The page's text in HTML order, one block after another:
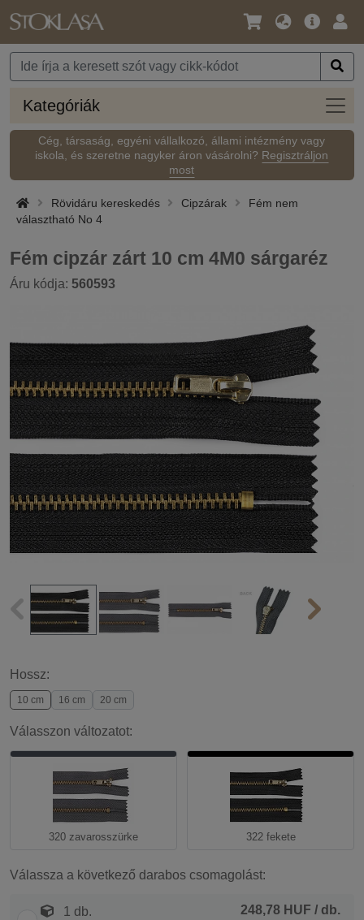
Nyelv
Pénznem
Fő
Kategóriák
Cég, társaság, egyéni vállalkozó, állami intézmény vagy
iskola, és szeretne nagyker áron vásárolni? Regisztráljon
most
Rövidáru kereskedés Cipzárak
Fém nem
választható No 4
Fém cipzár zárt 10 cm 4M0 sárgaréz
Áru kódja: 560593
Hossz:
10 cm 16 cm 20 cm
Válasszon változatot:
320 zavarosszürke 322 fekete
Válassza a következő darabos csomagolást:
1 db. 248,78 HUF / db.